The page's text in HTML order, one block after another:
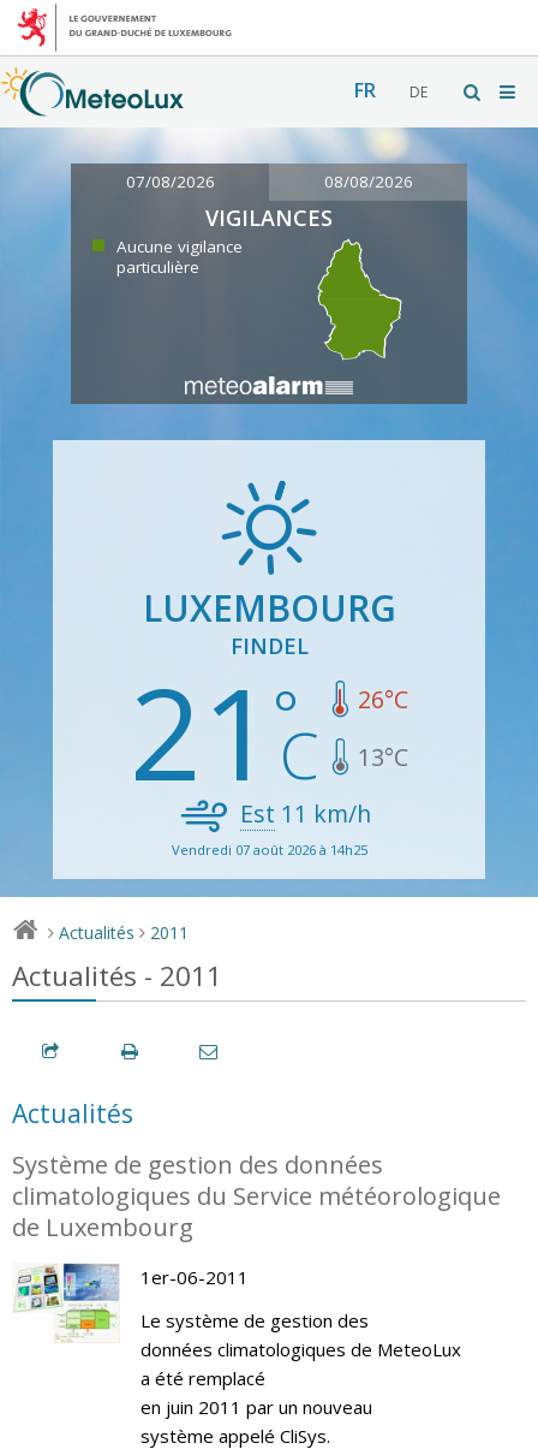
FR DE
07/08/2026 08/08/2026
VIGILANCES
Aucune vigilance
particulière
LUXEMBOURG
FINDEL
21 26°C
13°C
Est 11 km/h
Vendredi 07 août 2026 à 14h25
> Actualités > 2011
Actualités - 2011
Actualités
Système de gestion des données
climatologiques du Service météorologique
de Luxembourg
1er-06-2011
Le système de gestion des
données climatologiques de MeteoLux
a été remplacé
en juin 2011 par un nouveau
système appelé CliSys.